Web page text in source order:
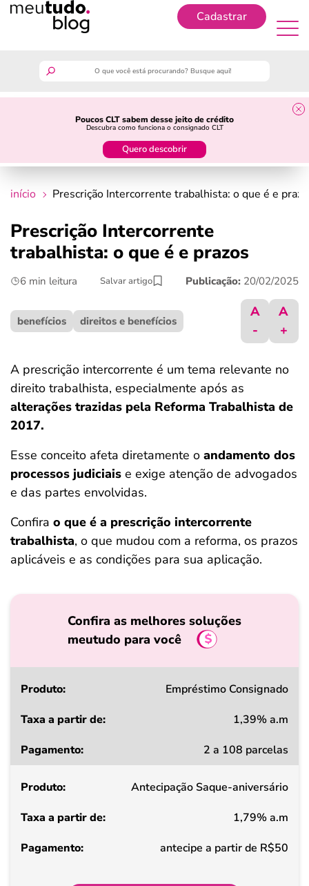
Cadastrar
Poucos CLT sabem desse jeito de crédito
Descubra como funciona o consignado CLT
Quero descobrir
guia do trabalhador
crédito fácil
últimas notícias
ferramentas
início Prescrição Intercorrente trabalhista: o que é e
Prescrição Intercorrente
trabalhista: o que é e prazos
6 min leitura Salvar artigo Publicação: 20/02/2025
benefícios direitos e benefícios
A
-
A
+
A prescrição intercorrente é um tema relevante no
direito trabalhista, especialmente após as
alterações trazidas pela Reforma Trabalhista de
2017.
Esse conceito afeta diretamente o andamento dos
processos judiciais e exige atenção de advogados
e das partes envolvidas.
Confira o que é a prescrição intercorrente
trabalhista, o que mudou com a reforma, os prazos
aplicáveis e as condições para sua aplicação.
Confira as melhores soluções
meutudo para você
Produto
a
de
Pagamento
Empréstimo Consignado
1,39% a.m
2 a 108 parcelas
Antecipação Saque-aniversário
1,79% a.m
antecipe a partir de R$50